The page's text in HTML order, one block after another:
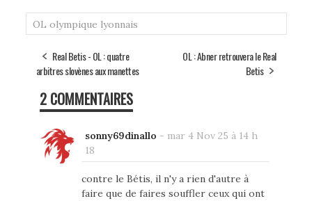
OL olympique lyonnais
Real Betis - OL : quatre
arbitres slovènes aux manettes
OL : Abner retrouvera le Real
Betis
2 COMMENTAIRES
sonny69dinallo - mar 4 Nov 25 à 14 h
18
contre le Bétis, il n'y a rien d'autre à
faire que de faires souffler ceux qui ont